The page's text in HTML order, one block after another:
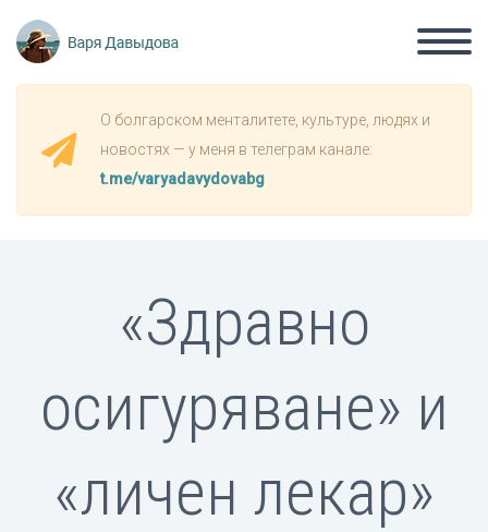
О болгарском менталитете, культуре, людях и
новостях — у меня в телеграм канале:
t.me/varyadavydovabg
«Здравно
осигуряване» и
«личен лекар»